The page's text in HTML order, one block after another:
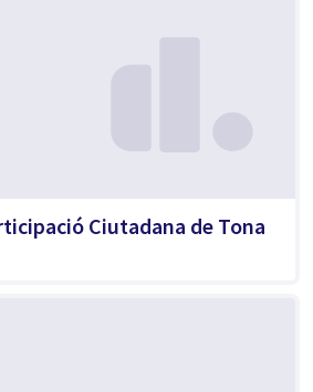
Ciutadana de Tona